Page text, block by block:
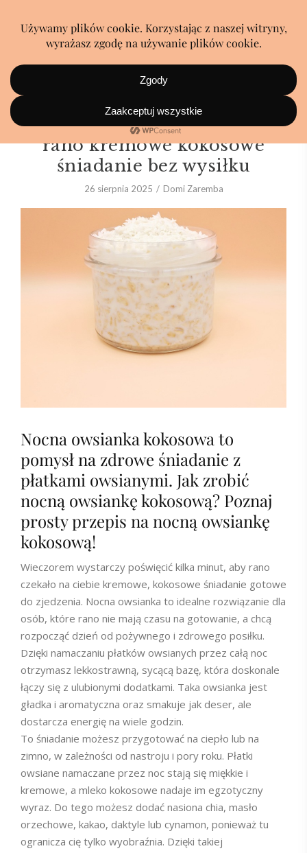
Wieczorem kilka minut, a
rano kremowe kokosowe
śniadanie bez wysiłku
26 sierpnia 2025 Domi Zaremba
Nocna owsianka kokosowa to
pomysł na zdrowe śniadanie z
płatkami owsianymi. Jak zrobić
nocną owsiankę kokosową? Poznaj
prosty przepis na nocną owsiankę
kokosową!
Wieczorem wystarczy poświęcić kilka minut, aby rano
czekało na ciebie kremowe, kokosowe śniadanie gotowe
do zjedzenia. Nocna owsianka to idealne rozwiązanie dla
osób, które rano nie mają czasu na gotowanie, a chcą
rozpocząć dzień od pożywnego i zdrowego posiłku.
Dzięki namaczaniu płatków owsianych przez całą noc
otrzymasz lekkostrawną, sycącą bazę, która doskonale
łączy się z ulubionymi dodatkami. Taka owsianka jest
gładka i aromatyczna oraz smakuje jak deser, ale
dostarcza energię na wiele godzin.
To śniadanie możesz przygotować na ciepło lub na
zimno, w zależności od nastroju i pory roku. Płatki
owsiane namaczane przez noc stają się miękkie i
kremowe, a mleko kokosowe nadaje im egzotyczny
wyraz. Do tego możesz dodać nasiona chia, masło
orzechowe, kakao, daktyle lub cynamon, ponieważ tu
ogranicza cię tylko wyobraźnia. Dzięki takiej